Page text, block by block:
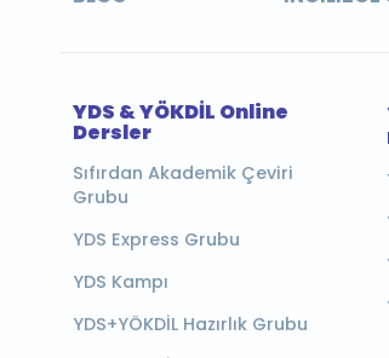
YDS & YÖKDİL Online
Dersler
Sıfırdan Akademik Çeviri
Grubu
YDS Express Grubu
YDS Kampı
YDS+YÖKDİL Hazırlık Grubu